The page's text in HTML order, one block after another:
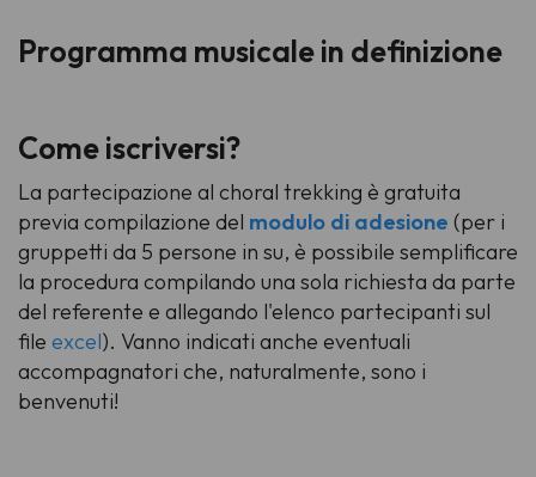
Programma musicale in definizione
Come iscriversi?
La partecipazione al choral trekking è gratuita
previa compilazione del modulo di adesione (per i
gruppetti da 5 persone in su, è possibile semplificare
la procedura compilando una sola richiesta da parte
del referente e allegando l'elenco partecipanti sul
file excel). Vanno indicati anche eventuali
accompagnatori che, naturalmente, sono i
benvenuti!